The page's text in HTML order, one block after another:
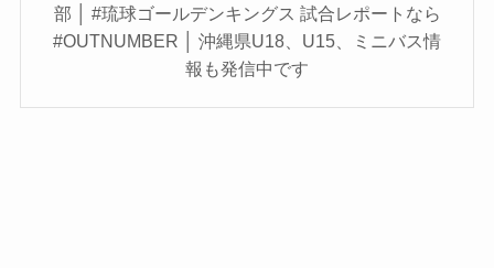
部 │ #琉球ゴールデンキングス 試合レポートなら
#OUTNUMBER │ 沖縄県U18、U15、ミニバス情
報も発信中です